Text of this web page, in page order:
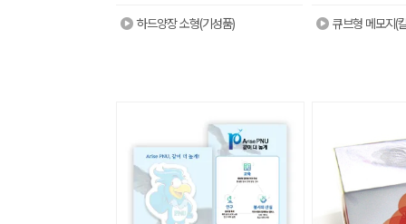
하드양장 소형(기성품) 큐브형 메모지(